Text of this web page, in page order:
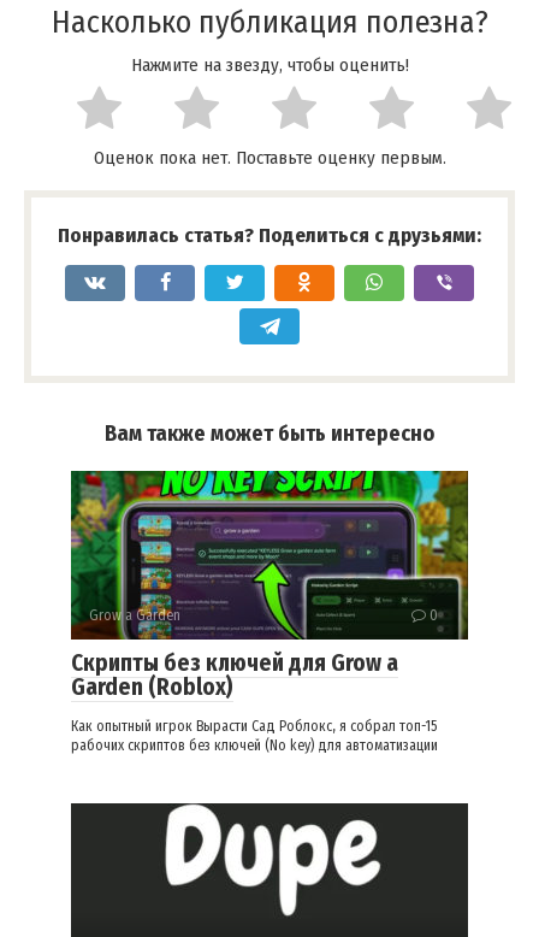
Насколько публикация полезна?
Нажмите на звезду, чтобы оценить!
Оценок пока нет. Поставьте оценку первым.
Понравилась статья? Поделиться с друзьями:
Вам также может быть интересно
Grow a Garden 0
Скрипты без ключей для Grow a
Garden (Roblox)
Как опытный игрок Вырасти Сад Роблокс, я собрал топ-15
рабочих скриптов без ключей (No key) для автоматизации